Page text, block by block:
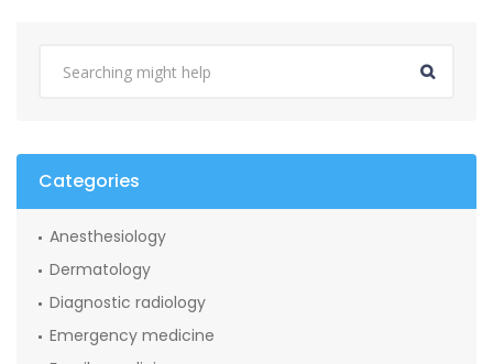
Categories
Anesthesiology
Dermatology
Diagnostic radiology
Emergency medicine